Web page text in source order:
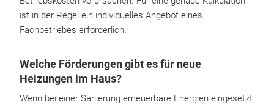
ist in der Regel ein individuelles Angebot eines
Fachbetriebes erforderlich.
Welche Förderungen gibt es für neue
Heizungen im Haus?
Wenn bei einer Sanierung erneuerbare Energien eingesetzt